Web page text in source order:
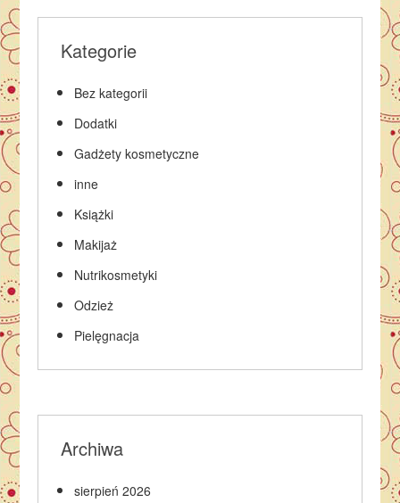
Kategorie
Bez kategorii
Dodatki
Gadżety kosmetyczne
inne
Książki
Makijaż
Nutrikosmetyki
Odzież
Pielęgnacja
Archiwa
sierpień 2026